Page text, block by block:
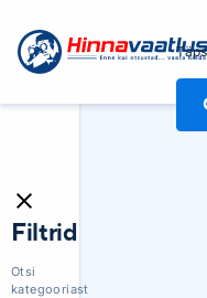
Filtrid
Otsi
kategooriast